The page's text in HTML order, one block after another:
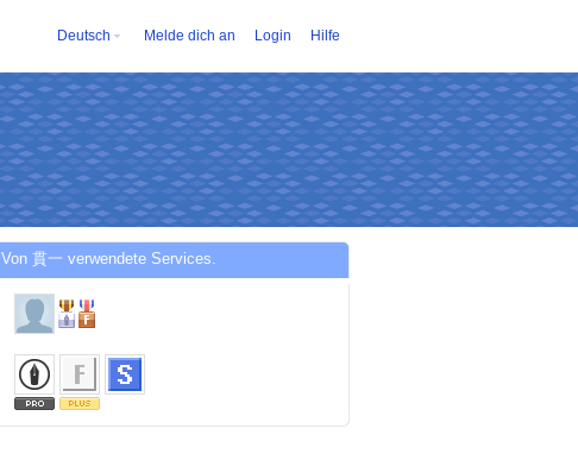
Deutsch Melde dich an Login Hilfe
Von 貫一 verwendete Services.